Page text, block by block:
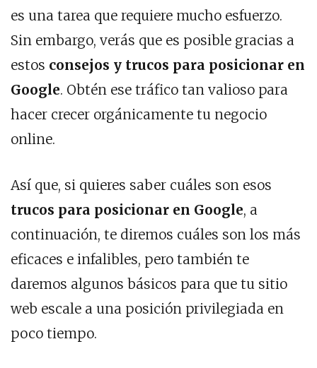
es una tarea que requiere mucho esfuerzo.
Sin embargo, verás que es posible gracias a
estos consejos y trucos para posicionar en
Google. Obtén ese tráfico tan valioso para
hacer crecer orgánicamente tu negocio
online.
Así que, si quieres saber cuáles son esos
trucos para posicionar en Google, a
continuación, te diremos cuáles son los más
eficaces e infalibles, pero también te
daremos algunos básicos para que tu sitio
web escale a una posición privilegiada en
poco tiempo.